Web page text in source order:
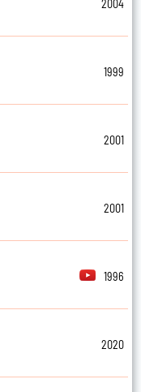
2004
1999
2001
2001
1996
2020